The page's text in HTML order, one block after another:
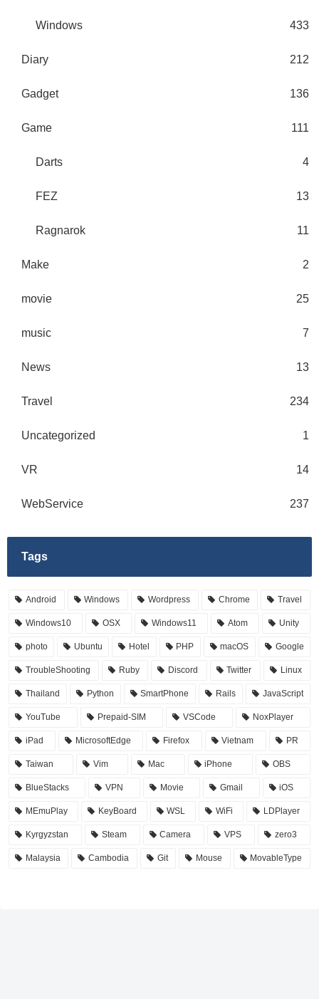
Windows 433
Diary 212
Gadget 136
Game 111
Darts 4
FEZ 13
Ragnarok 11
Make 2
movie 25
music 7
News 13
Travel 234
Uncategorized 1
VR 14
WebService 237
Tags
Android Windows Wordpress Chrome Travel
Windows10 OSX Windows11 Atom Unity
photo Ubuntu Hotel PHP macOS Google
TroubleShooting Ruby Discord Twitter Linux
Thailand Python SmartPhone Rails JavaScript
YouTube Prepaid-SIM VSCode NoxPlayer
iPad MicrosoftEdge Firefox Vietnam PR
Taiwan Vim Mac iPhone OBS
BlueStacks VPN Movie Gmail iOS
MEmuPlay KeyBoard WSL WiFi LDPlayer
Kyrgyzstan Steam Camera VPS zero3
Malaysia Cambodia Git Mouse MovableType